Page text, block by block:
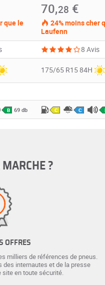
que le
70,28 €
24% moins cher
Laufenn
8 Avis
175/65 R15 84H
B 69 db C C
?
OFFRES
milliers de références de pneus.
des internautes et de la presse
site en toute sécurité.